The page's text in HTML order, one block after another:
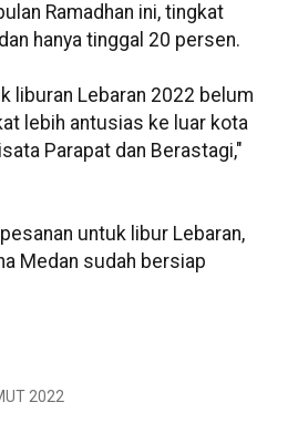
Ramadhan ini, tingkat
hanya tinggal 20 persen.
liburan Lebaran 2022 belum
lebih antusias ke luar kota
Parapat dan Berastagi,"
untuk libur Lebaran,
Medan sudah bersiap
2022